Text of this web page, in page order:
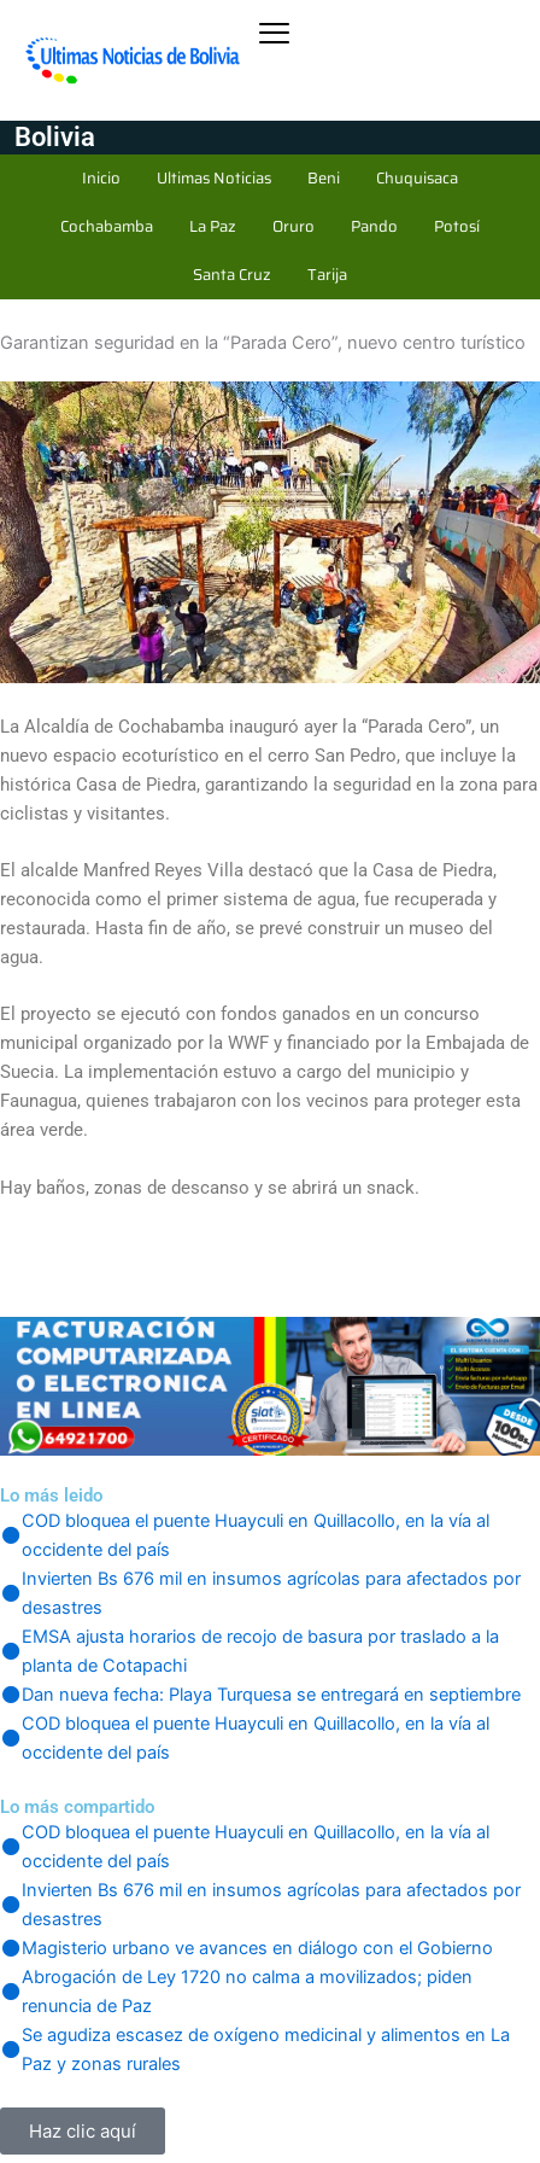
Bolivia
Inicio Ultimas Noticias Beni
Chuquisaca
Cochabamba
La Paz Oruro Pando
Potosí
Santa Cruz
Tarija
Garantizan seguridad en la “Parada Cero”, nuevo centro turístico
La Alcaldía de Cochabamba inauguró ayer la “Parada Cero”, un
nuevo espacio ecoturístico en el cerro San Pedro, que incluye la
histórica Casa de Piedra, garantizando la seguridad en la zona para
ciclistas y visitantes.
El alcalde Manfred Reyes Villa destacó que la Casa de Piedra,
reconocida como el primer sistema de agua, fue recuperada y
restaurada. Hasta fin de año, se prevé construir un museo del
agua.
El proyecto se ejecutó con fondos ganados en un concurso
municipal organizado por la WWF y financiado por la Embajada de
Suecia. La implementación estuvo a cargo del municipio y
Faunagua, quienes trabajaron con los vecinos para proteger esta
área verde.
Hay baños, zonas de descanso y se abrirá un snack.
Lo más leido
COD bloquea el puente Huayculi en Quillacollo, en la vía al
occidente del país
Invierten Bs 676 mil en insumos agrícolas para afectados por
desastres
EMSA ajusta horarios de recojo de basura por traslado a la
planta de Cotapachi
Dan nueva fecha: Playa Turquesa se entregará en septiembre
COD bloquea el puente Huayculi en Quillacollo, en la vía al
occidente del país
Lo más compartido
COD bloquea el puente Huayculi en Quillacollo, en la vía al
occidente del país
Invierten Bs 676 mil en insumos agrícolas para afectados por
desastres
Magisterio urbano ve avances en diálogo con el Gobierno
Abrogación de Ley 1720 no calma a movilizados; piden
renuncia de Paz
Se agudiza escasez de oxígeno medicinal y alimentos en La
Paz y zonas rurales
Haz clic aquí